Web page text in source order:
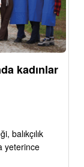
kadınlar
balıkçılık
yeterince